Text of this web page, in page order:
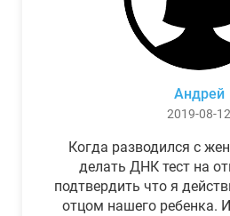
Андрей
2019-08-12
Когда разводился с
делать ДНК тест на
подтвердить что я
отцом нашего ребенка.